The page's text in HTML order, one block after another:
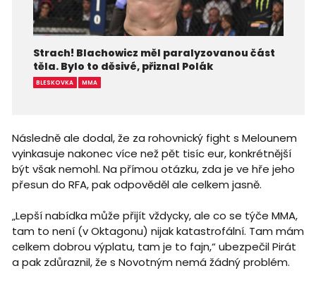
Strach! Blachowicz měl paralyzovanou část
těla. Bylo to děsivé, přiznal Polák
BLESKOVKA MMA
Následně ale dodal, že za rohovnický fight s Melounem
vyinkasuje nakonec více než pět tisíc eur, konkrétnější
být však nemohl. Na přímou otázku, zda je ve hře jeho
přesun do RFA, pak odpověděl ale celkem jasně.
„Lepší nabídka může přijít vždycky, ale co se týče MMA,
tam to není (v Oktagonu) nijak katastrofální. Tam mám
celkem dobrou výplatu, tam je to fajn,“ ubezpečil Pirát
a pak zdůraznil, že s Novotným nemá žádný problém.